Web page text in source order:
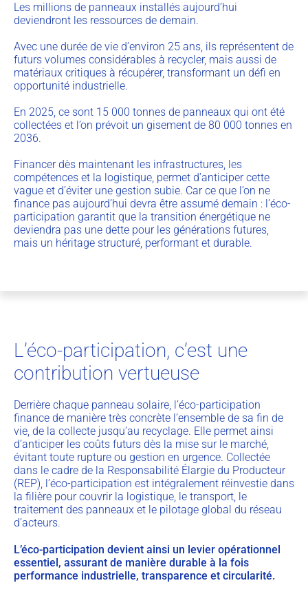
Les millions de panneaux installés aujourd’hui
deviendront les ressources de demain.
Avec une durée de vie d’environ 25 ans, ils représentent de
futurs volumes considérables à recycler, mais aussi de
matériaux critiques à récupérer, transformant un défi en
opportunité industrielle.
En 2025, ce sont 15 000 tonnes de panneaux qui ont été
collectées et l’on prévoit un gisement de 80 000 tonnes en
2036.
Financer dès maintenant les infrastructures, les
compétences et la logistique, permet d’anticiper cette
vague et d’éviter une gestion subie. Car ce que l’on ne
finance pas aujourd’hui devra être assumé demain : l’éco-
participation garantit que la transition énergétique ne
deviendra pas une dette pour les générations futures,
mais un héritage structuré, performant et durable.
L’éco-participation, c’est une
contribution vertueuse
Derrière chaque panneau solaire, l’éco-participation
finance de manière très concrète l’ensemble de sa fin de
vie, de la collecte jusqu’au recyclage. Elle permet ainsi
d’anticiper les coûts futurs dès la mise sur le marché,
évitant toute rupture ou gestion en urgence. Collectée
dans le cadre de la Responsabilité Élargie du Producteur
(REP), l’éco-participation est intégralement réinvestie dans
la filière pour couvrir la logistique, le transport, le
traitement des panneaux et le pilotage global du réseau
d’acteurs.
L’éco-participation devient ainsi un levier opérationnel
essentiel, assurant de manière durable à la fois
performance industrielle, transparence et circularité.